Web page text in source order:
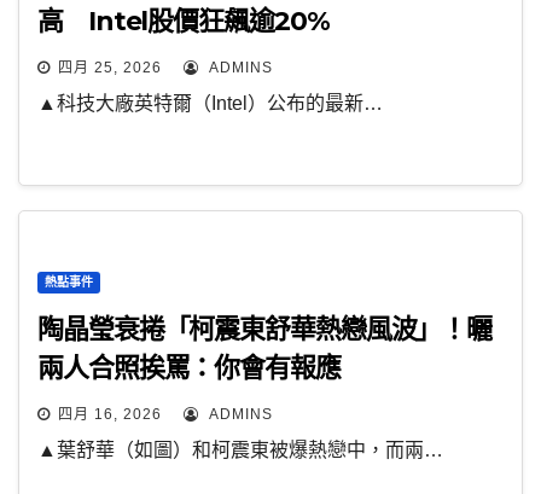
高 Intel股價狂飆逾20%
四月 25, 2026 ADMINS
▲科技大廠英特爾（Intel）公布的最新…
熱點事件
陶晶瑩衰捲「柯震東舒華熱戀風波」！曬
兩人合照挨罵：你會有報應
四月 16, 2026 ADMINS
▲葉舒華（如圖）和柯震東被爆熱戀中，而兩…